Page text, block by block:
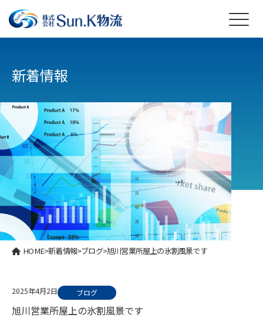
新着情報
HOME>新着情報>ブログ>旭川営業所屋上の氷割風景です
2025年4月2日 ブログ
旭川営業所屋上の氷割風景です